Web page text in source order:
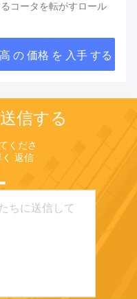
AC 380V 50Hz
の 価格 を 入手 する
信する
くださ
く 返信